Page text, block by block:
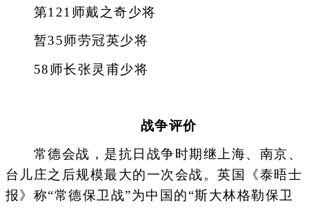
第121师戴之奇少将
暂35师劳冠英少将
58师长张灵甫少将
战争评价
常德会战，是抗日战争时期继上海、南京、
台儿庄之后规模最大的一次会战。英国《泰晤士
报》称“常德保卫战”为中国的“斯大林格勒保卫